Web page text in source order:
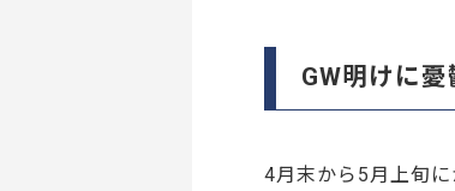
GW明けに
4月末から5月上旬に